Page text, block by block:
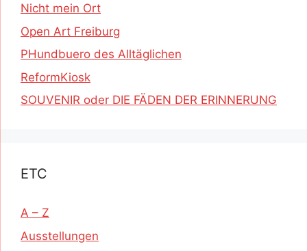
Nicht mein Ort
Open Art Freiburg
PHundbuero des Alltäglichen
ReformKiosk
SOUVENIR oder DIE FÄDEN DER ERINNERUNG
ETC
A – Z
Ausstellungen